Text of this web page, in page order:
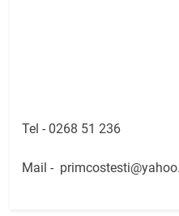
Tel - 0268 51 236
Mail -